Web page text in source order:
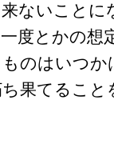
ないことに
度とかの想
のはいつ
果てるこ